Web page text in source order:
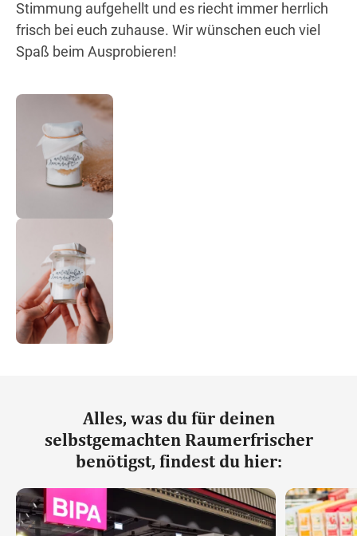
Stimmung aufgehellt und es riecht immer herrlich
frisch bei euch zuhause. Wir wünschen euch viel
Spaß beim Ausprobieren!
Alles, was du für deinen
selbstgemachten Raumerfrischer
benötigst, findest du hier: